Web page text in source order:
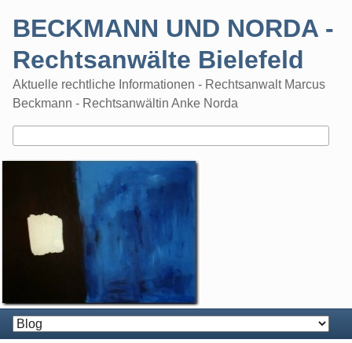
BECKMANN UND NORDA -
Rechtsanwälte Bielefeld
Aktuelle rechtliche Informationen - Rechtsanwalt Marcus
Beckmann - Rechtsanwältin Anke Norda